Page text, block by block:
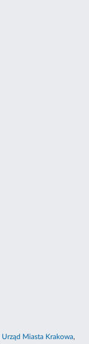
Urząd Miasta Krakowa,